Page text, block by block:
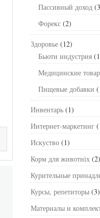
Пассивный доход
Форекс (2)
Здоровье (12)
Бьюти индустрия
Медицинские
Пищевые добавки
Инвентарь (1)
Интернет-маркетинг
Искуство (1)
Корм для животніх (2)
Курительные
Курсы, репетиторы (3)
Материалы и